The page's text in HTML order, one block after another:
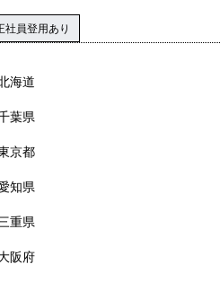
社員登用あり
海道
葉県
京都
知県
重県
阪府